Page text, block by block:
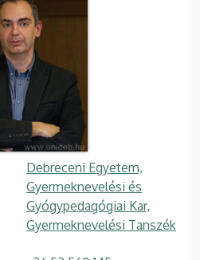
Debreceni Egyetem,
Gyermeknevelési és
Gyógypedagógiai Kar,
Gyermeknevelési Tanszék